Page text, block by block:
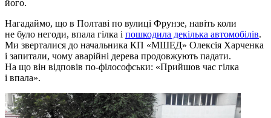
його.
Нагадаймо, що в Полтаві по вулиці Фрунзе, навіть коли
не було негоди, впала гілка і пошкодила декілька автомобілів.
Ми зверталися до начальника КП «МШЕД» Олексія Харченка
і запитали, чому аварійні дерева продовжують падати.
На що він відповів по-філософськи: «Прийшов час гілка
і впала».